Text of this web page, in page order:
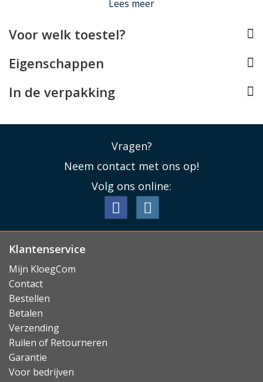
Lees meer
Voor welk toestel?
Eigenschappen
In de verpakking
Vragen?
Neem contact met ons op!
Volg ons online:
Klantenservice
Mijn KloegCom
Contact
Bestellen
Betalen
Verzending
Ruilen of Retourneren
Garantie
Voor bedrijven